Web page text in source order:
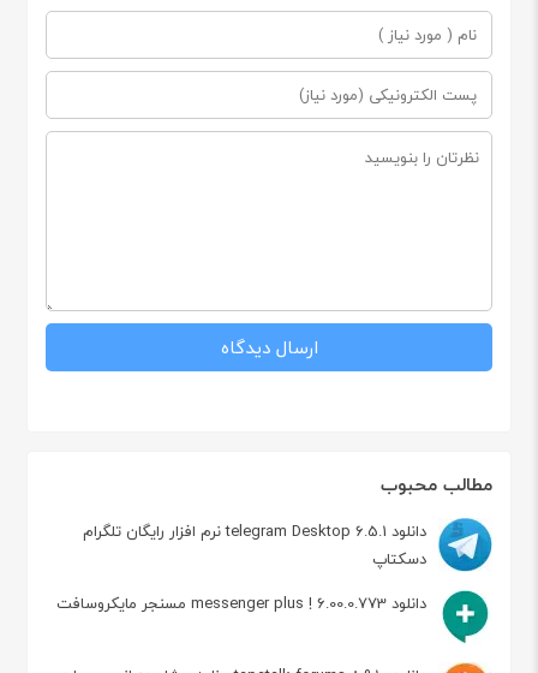
مطالب محبوب
دانلود telegram Desktop 6.5.1 نرم افزار رایگان تلگرام
دسکتاپ
دانلود messenger plus ! 6.00.0.773 مسنجر مایکروسافت